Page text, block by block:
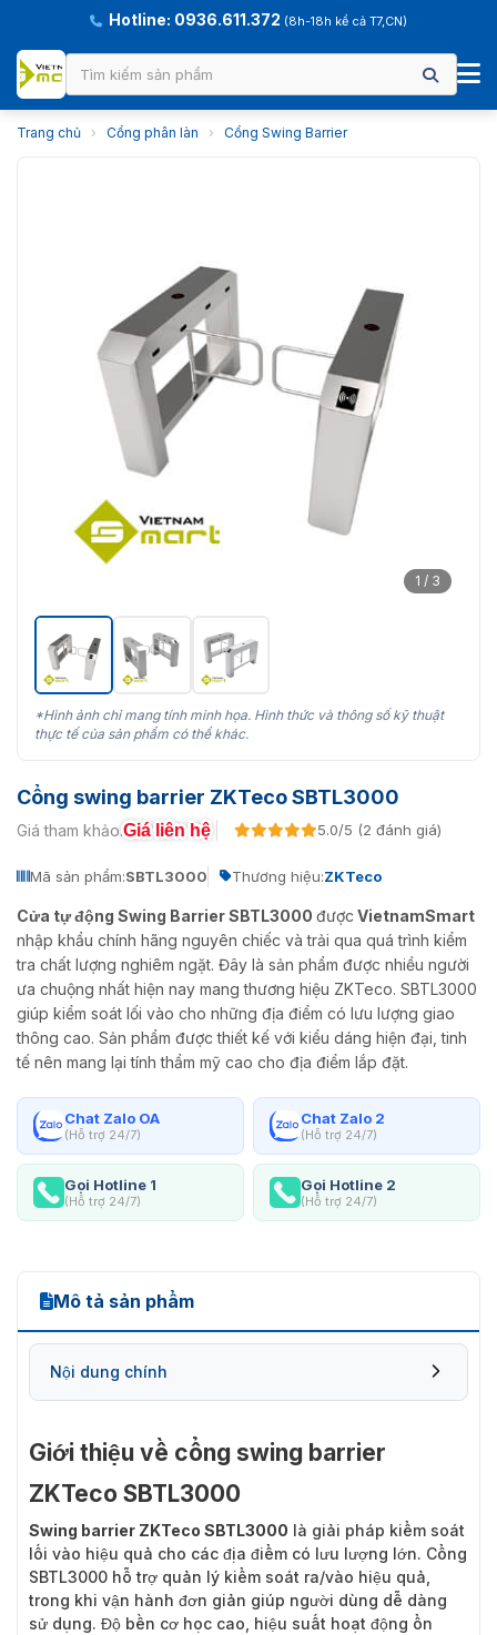
Hotline: 0936.611.372 (8h-18h kể cả T7,CN)
Trang chủ › Cổng phân làn › Cổng Swing Barrier
1 / 3
*Hình ảnh chỉ mang tính minh họa. Hình thức và thông số kỹ thuật
thực tế của sản phẩm có thể khác.
Cổng swing barrier ZKTeco SBTL3000
Giá tham khảo:Giá liên hệ 5.0/5 (2 đánh giá)
Mã sản phẩm:SBTL3000 Thương hiệu:ZKTeco
Cửa tự động Swing Barrier SBTL3000 được VietnamSmart
nhập khẩu chính hãng nguyên chiếc và trải qua quá trình kiểm
tra chất lượng nghiêm ngặt. Đây là sản phẩm được nhiều người
ưa chuộng nhất hiện nay mang thương hiệu ZKTeco. SBTL3000
giúp kiểm soát lối vào cho những địa điểm có lưu lượng giao
thông cao. Sản phẩm được thiết kế với kiểu dáng hiện đại, tinh
tế nên mang lại tính thẩm mỹ cao cho địa điểm lắp đặt.
Chat Zalo OA
(Hỗ trợ 24/7)
Chat Zalo 2
(Hỗ trợ 24/7)
Gọi Hotline 1
(Hỗ trợ 24/7)
Gọi Hotline 2
(Hỗ trợ 24/7)
Mô tả sản phẩm
Nội dung chính
Giới thiệu về cổng swing barrier
ZKTeco SBTL3000
Swing barrier ZKTeco SBTL3000 là giải pháp kiểm soát
lối vào hiệu quả cho các địa điểm có lưu lượng lớn. Cổng
SBTL3000 hỗ trợ quản lý kiểm soát ra/vào hiệu quả,
trong khi vận hành đơn giản giúp người dùng dễ dàng
sử dụng. Độ bền cơ học cao, hiệu suất hoạt động ổn